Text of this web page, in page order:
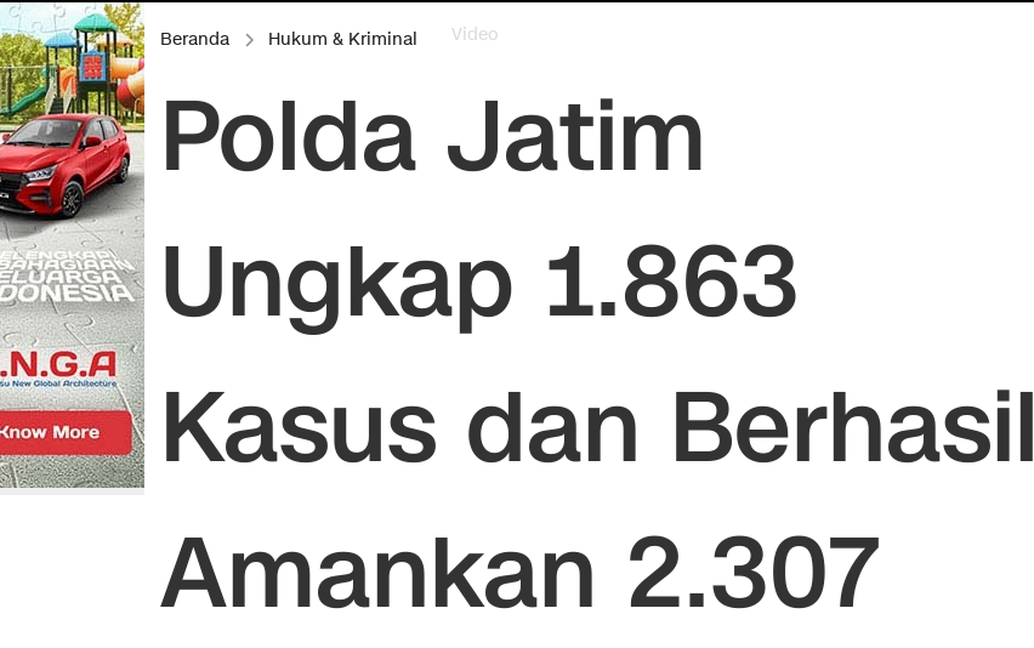
Video
Beranda Hukum & Kriminal
Polda Jatim
Ungkap 1.863
Kasus dan Berhasil
Amankan 2.307